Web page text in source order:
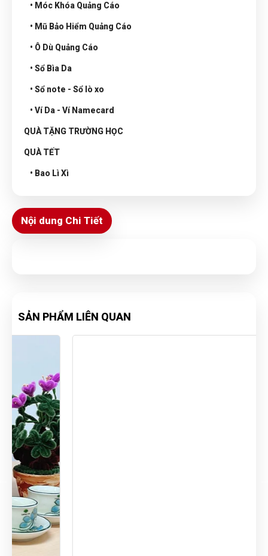
• Móc Khóa Quảng Cáo
• Mũ Bảo Hiểm Quảng Cáo
• Ô Dù Quảng Cáo
• Sổ Bìa Da
• Sổ note - Sổ lò xo
• Ví Da - Ví Namecard
QUÀ TẶNG TRƯỜNG HỌC
QUÀ TẾT
• Bao Lì Xì
Nội dung Chi Tiết
SẢN PHẨM LIÊN QUAN